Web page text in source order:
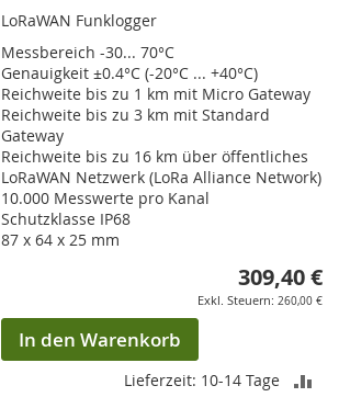
LoRaWAN Funklogger
Messbereich -30... 70°C
Genauigkeit ±0.4°C (-20°C ... +40°C)
Reichweite bis zu 1 km mit Micro Gateway
Reichweite bis zu 3 km mit Standard
Gateway
Reichweite bis zu 16 km über öffentliches
LoRaWAN Netzwerk (LoRa Alliance Network)
10.000 Messwerte pro Kanal
Schutzklasse IP68
87 x 64 x 25 mm
309,40 €
260,00 €
In den Warenkorb
Lieferzeit: 10-14 Tage